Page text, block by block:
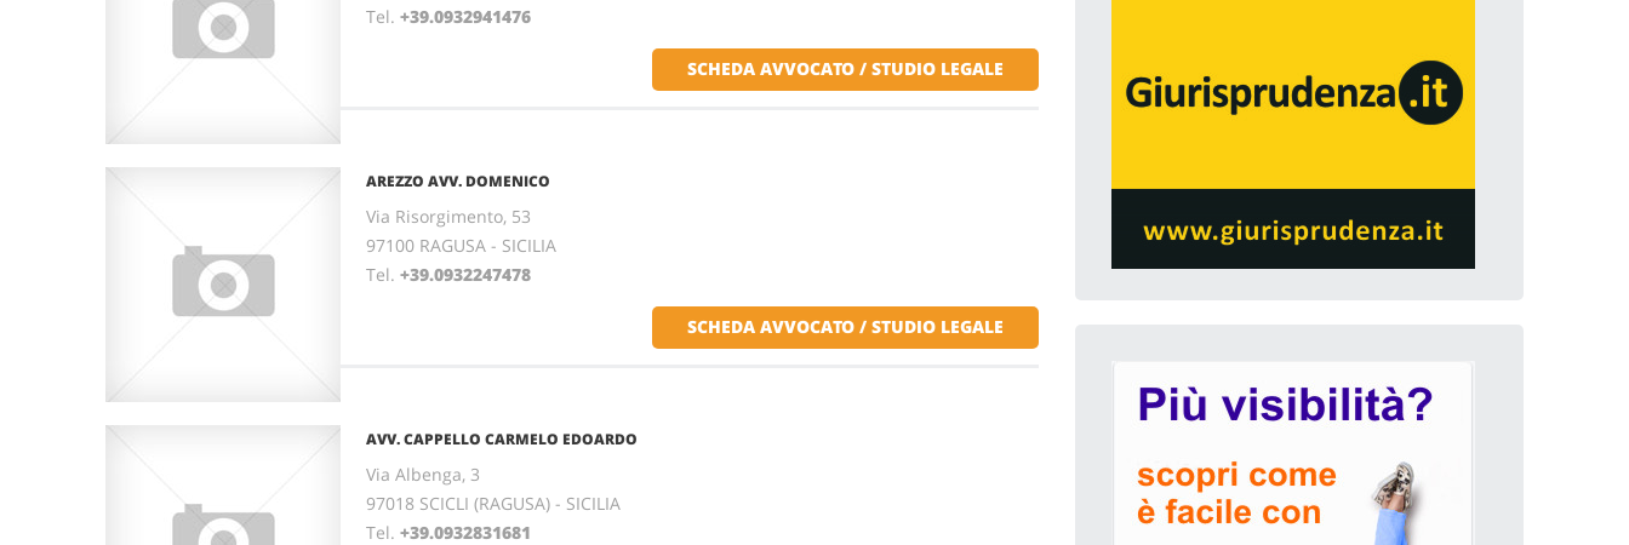
Tel. +39.0932941476
SCHEDA AVVOCATO / STUDIO LEGALE
AREZZO AVV. DOMENICO
Via Risorgimento, 53
97100 RAGUSA - SICILIA
Tel. +39.0932247478
SCHEDA AVVOCATO / STUDIO LEGALE
AVV. CAPPELLO CARMELO EDOARDO
Via Albenga, 3
97018 SCICLI (RAGUSA) - SICILIA
Tel. +39.0932831681